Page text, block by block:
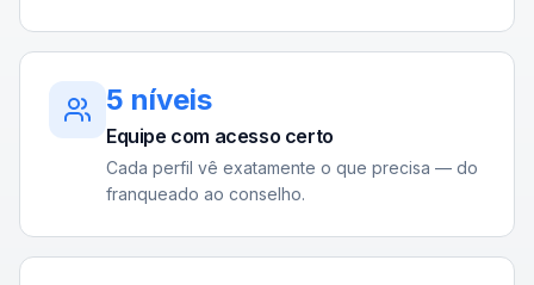
5 níveis
Equipe com acesso certo
Cada perfil vê exatamente o que precisa — do
franqueado ao conselho.